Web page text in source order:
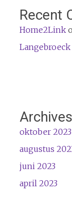
Recent
Home2Link
Langebroeck
Archives
oktober 2023
augustus
juni 2023
april 2023